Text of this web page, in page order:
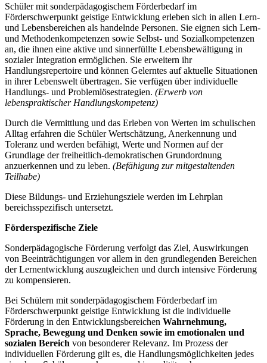
Schüler mit sonderpädagogischem Förderbedarf im
Förderschwerpunkt geistige Entwicklung erleben sich in allen Lern-
und Lebensbereichen als handelnde Personen. Sie eignen sich Lern-
und Methodenkompetenzen sowie Selbst- und Sozialkompetenzen
an, die ihnen eine aktive und sinnerfüllte Lebensbewältigung in
sozialer Integration ermöglichen. Sie erweitern ihr
Handlungsrepertoire und können Gelerntes auf aktuelle Situationen
in ihrer Lebenswelt übertragen. Sie verfügen über individuelle
Handlungs- und Problemlösestrategien. (Erwerb von
lebenspraktischer Handlungskompetenz)
Durch die Vermittlung und das Erleben von Werten im schulischen
Alltag erfahren die Schüler Wertschätzung, Anerkennung und
Toleranz und werden befähigt, Werte und Normen auf der
Grundlage der freiheitlich-demokratischen Grundordnung
anzuerkennen und zu leben. (Befähigung zur mitgestaltenden
Teilhabe)
Diese Bildungs- und Erziehungsziele werden im Lehrplan
bereichsspezifisch untersetzt.
Förderspezifische Ziele
Sonderpädagogische Förderung verfolgt das Ziel, Auswirkungen
von Beeinträchtigungen vor allem in den grundlegenden Bereichen
der Lernentwicklung auszugleichen und durch intensive Förderung
zu kompensieren.
Bei Schülern mit sonderpädagogischem Förderbedarf im
Förderschwerpunkt geistige Entwicklung ist die individuelle
Förderung in den Entwicklungsbereichen Wahrnehmung,
Sprache, Bewegung und Denken sowie im emotionalen und
sozialen Bereich von besonderer Relevanz. Im Prozess der
individuellen Förderung gilt es, die Handlungsmöglichkeiten jedes